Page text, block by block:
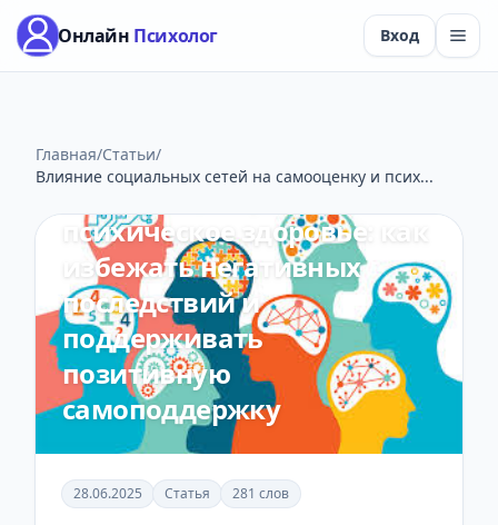
Онлайн Психолог Вход
Главная/Статьи/
Влияние социальных сетей на самооценку и псих...
Влияние социальных сетей
на самооценку и
психическое здоровье: как
избежать негативных
последствий и
поддерживать
позитивную
самоподдержку
28.06.2025 Статья 281 слов